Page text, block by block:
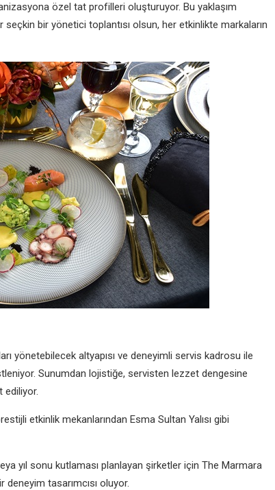
özel tat profilleri oluşturuyor. Bu yaklaşım
bir yönetici toplantısı olsun, her etkinlikte markaların
yönetebilecek altyapısı ve deneyimli servis kadrosu ile
Sunumdan lojistiğe, servisten lezzet dengesine
ediliyor.
etkinlik mekanlarından Esma Sultan Yalısı gibi
yıl sonu kutlaması planlayan şirketler için The Marmara
tasarımcısı oluyor.